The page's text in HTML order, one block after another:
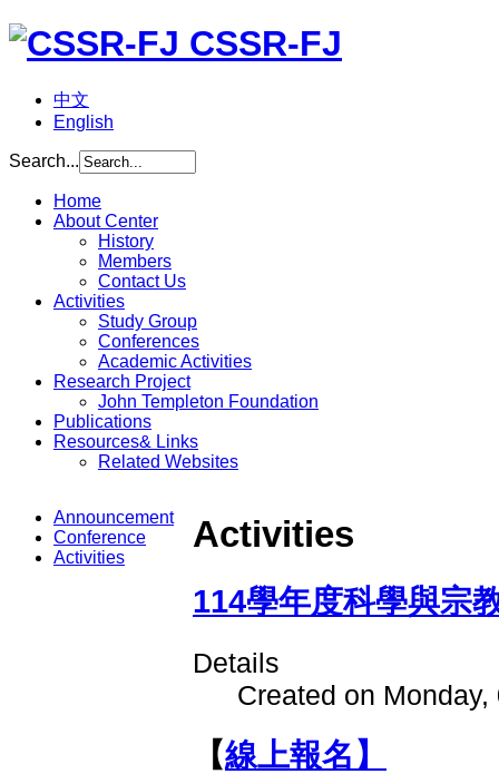
CSSR-FJ
中文
English
Search...
Home
About Center
History
Members
Contact Us
Activities
Study Group
Conferences
Academic Activities
Research Project
John Templeton Foundation
Publications
Resources& Links
Related Websites
Announcement
Conference
Activities
Activities
114學年度科學與宗
Details
Created on
【線上報名】